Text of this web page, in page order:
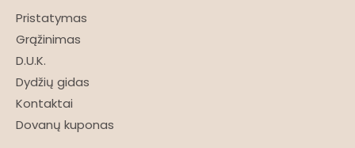
Pristatymas
Grąžinimas
D.U.K.
Dydžių gidas
Kontaktai
Dovanų kuponas